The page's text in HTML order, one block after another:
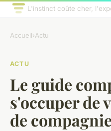
L'instinct coûte cher,
Accueil›Actu
ACTU
Le guide
s'occuper de
de compagnie